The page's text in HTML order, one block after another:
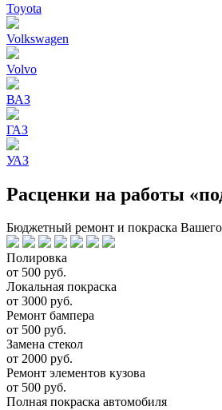
Toyota
Volkswagen
Volvo
ВАЗ
ГАЗ
УАЗ
Расценки на работы
Бюджетный ремонт и покраска
Полировка
от 500 руб.
Локальная покраска
от 3000 руб.
Ремонт бампера
от 500 руб.
Замена стекол
от 2000 руб.
Ремонт элементов кузова
от 500 руб.
Полная покраска автомобиля